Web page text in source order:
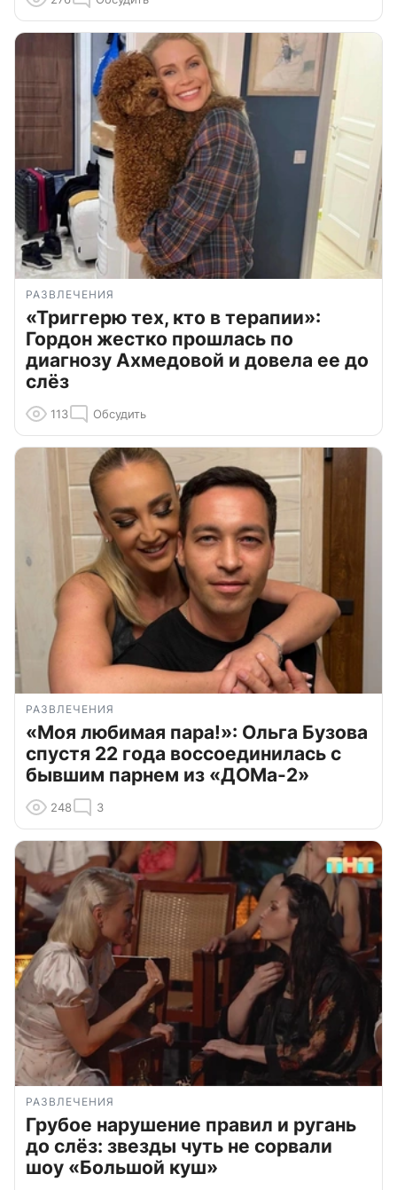
РАЗВЛЕЧЕНИЯ
«Триггерю тех, кто в терапии»:
Гордон жестко прошлась по
диагнозу Ахмедовой и довела ее до
слёз
113 Обсудить
РАЗВЛЕЧЕНИЯ
«Моя любимая пара!»: Ольга Бузова
спустя 22 года воссоединилась с
бывшим парнем из «ДОМа-2»
248 3
РАЗВЛЕЧЕНИЯ
Грубое нарушение правил и ругань
до слёз: звезды чуть не сорвали
шоу «Большой куш»